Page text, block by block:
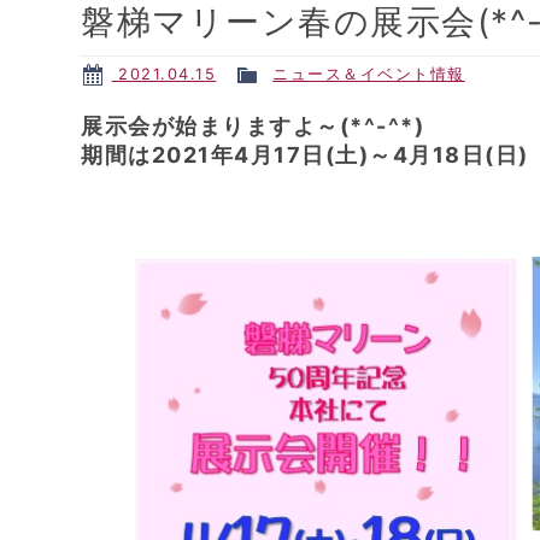
磐梯マリーン春の展示会
2021.04.15 ニュース＆イベント情報
展示会が始まりますよ～(*^-^*)
期間は2021年4月17日(土)～4月18日(日)